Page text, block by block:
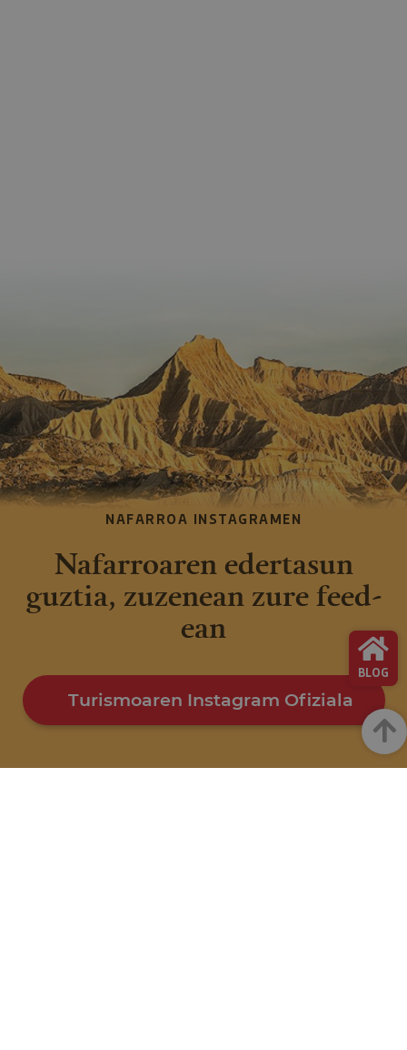
BLOG
Goian
NAFARROA INSTAGRAMEN
Nafarroaren edertasun
guztia, zuzenean zure feed-
ean
Turismoaren Instagram Ofiziala